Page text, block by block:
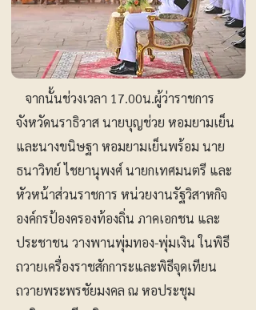
จากนั้นช่วงเวลา 17.00น.ผู้ว่าราชการ
จังหวัดนราธิวาส นายบุญช่วย หอมยามเย็น
และนางขนิษฐา หอมยามเย็นพร้อม นาย
ธนาวิทย์ ไชยานุพงศ์ นายกเทศมนตรี และ
หัวหน้าส่วนราชการ หน่วยงานรัฐวิสาหกิจ
องค์กรป้องครองท้องถิ่น ภาคเอกชน และ
ประชาชน วางพานพุ่มทอง-พุ่มเงิน ในพิธี
ถวายเครื่องราชสักการะและพิธีจุดเทียน
ถวายพระพรชัยมงคล ณ หอประชุม